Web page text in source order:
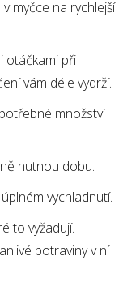
myčce na rychlejší
otáčkami při
vám déle vydrží.
množství
nutnou dobu.
vychladnutí.
to vyžadují.
potraviny v ní